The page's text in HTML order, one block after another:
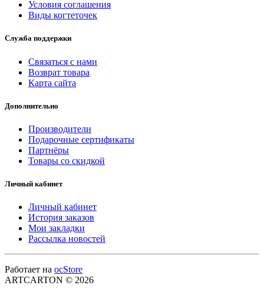
Условия соглашения
Виды когтеточек
Служба поддержки
Связаться с нами
Возврат товара
Карта сайта
Дополнительно
Производители
Подарочные сертификаты
Партнёры
Товары со скидкой
Личный кабинет
Личный кабинет
История заказов
Мои закладки
Рассылка новостей
Работает на ocStore
ARTCARTON © 2026